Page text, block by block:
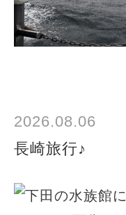
2026.08.06
長崎旅行♪